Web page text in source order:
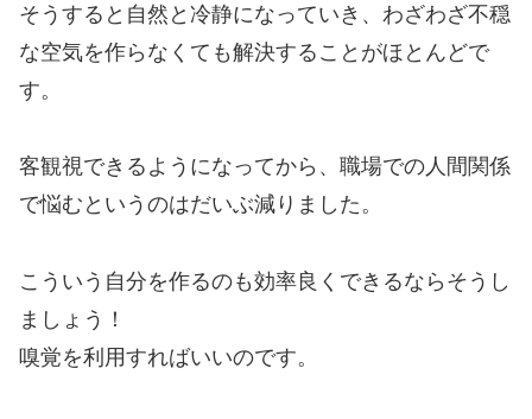
そうすると自然と冷静になっていき、わざわざ不穏
な空気を作らなくても解決することがほとんどで
す。
客観視できるようになってから、職場での人間関係
で悩むというのはだいぶ減りました。
こういう自分を作るのも効率良くできるならそうし
ましょう！
嗅覚を利用すればいいのです。